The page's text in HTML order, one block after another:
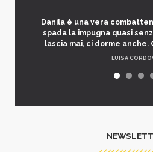
Danila è una vera
spada la impugna quasi
lascia mai, ci dorme anche.
LUISA